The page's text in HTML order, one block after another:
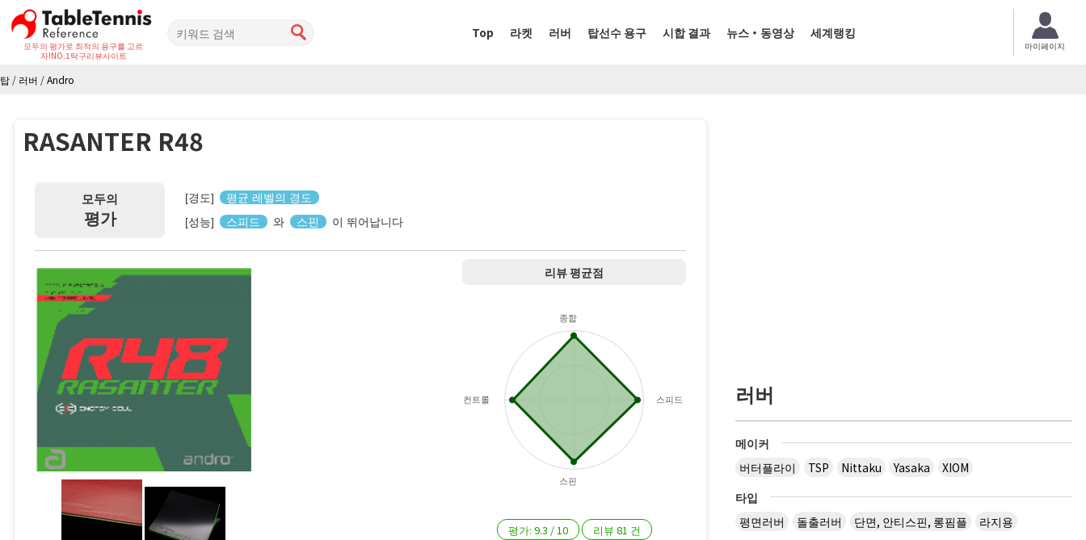
모두의 평가로 최적의 용구를 고르
자!NO.1탁구리뷰사이트
Top 라켓 러버 탑선수 용구 시합 결과 뉴스・동영상 세계랭킹
마이페이지
탑 / 러버 /Andro
RASANTER R48
모두의
평가
[경도]
평균 레벨의 경도
[성능]
스피드 와 스핀 이 뛰어납니다
리뷰 평균점
종합
스피드
스핀
컨트롤
평가: 9.3 /10 리뷰 81 건
러버
메이커
버터플라이
TSP Nittaku Yasaka
XIOM
타입
평면러버
돌출러버 단면, 안티스핀, 롱핌플 라지용